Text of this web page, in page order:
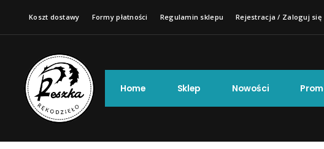
Koszt dostawy Formy płatności Regulamin sklepu Rejestracja / Zaloguj się
Home Sklep Nowości